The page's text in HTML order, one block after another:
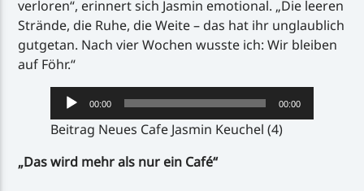
verloren“, erinnert sich Jasmin emotional. „Die leeren
Strände, die Ruhe, die Weite – das hat ihr unglaublich
gutgetan. Nach vier Wochen wusste ich: Wir bleiben
auf Föhr.“
Audio-
Player
00:00 00:00
Beitrag Neues Cafe Jasmin Keuchel (4)
„Das wird mehr als nur ein Café“